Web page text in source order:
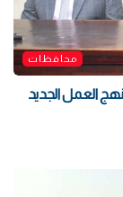
محافظات
العمل الجديد